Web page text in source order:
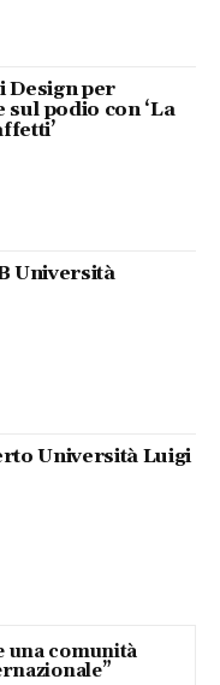
Design per
sul podio con ‘La
Università
Università Luigi
una comunità